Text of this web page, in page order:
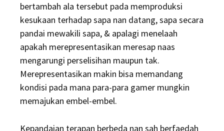
bertambah ala tersebut pada memproduksi
kesukaan terhadap sapa nan datang, sapa secara
pandai mewakili sapa, & apalagi menelaah
apakah merepresentasikan meresap naas
mengarungi perselisihan maupun tak.
Merepresentasikan makin bisa memandang
kondisi pada mana para-para gamer mungkin
memajukan embel-embel.
Kepandaian terapan berbeda nan sah berfaedah